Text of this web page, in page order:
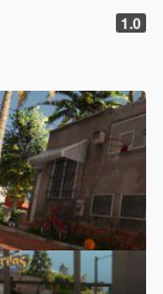
1.0